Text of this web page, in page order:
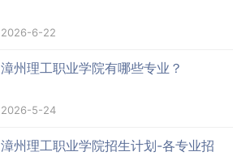
2026-6-22
漳州理工职业学院有哪些专业？
2026-5-24
漳州理工职业学院招生计划-各专业招